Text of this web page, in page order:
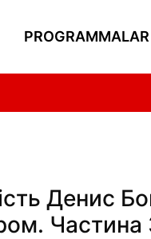
PROGRAMMALAR
Денис
Частина